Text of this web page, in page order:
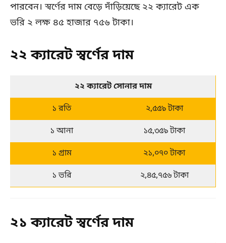
পারবেন। স্বর্ণের দাম বেড়ে দাঁড়িয়েছে ২২ ক্যারেট এক
ভরি ২ লক্ষ ৪৫ হাজার ৭৫৬ টাকা।
২২ ক্যারেট স্বর্ণের দাম
২২ ক্যারেট সোনার দাম
১ রতি
২,৫৫৯ টাকা
১ আনা
১৫,৩৫৯ টাকা
১ গ্রাম
২১,০৭০ টাকা
১ ভরি
২,৪৫,৭৫৬ টাকা
২১ ক্যারেট স্বর্ণের দাম